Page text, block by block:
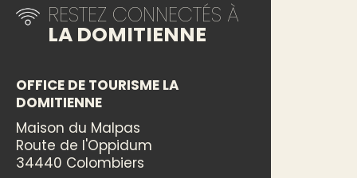
RESTEZ CONNECTÉS À
LA DOMITIENNE
OFFICE DE TOURISME LA
DOMITIENNE
Maison du Malpas
Route de l'Oppidum
34440 Colombiers